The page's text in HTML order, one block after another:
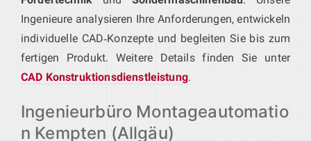
Ingenieure analysieren Ihre Anforderungen, entwickeln
individuelle CAD‑Konzepte und begleiten Sie bis zum
fertigen Produkt. Weitere Details finden Sie unter
CAD Konstruktionsdienstleistung.
Ingenieurbüro Montageautomatio
n Kempten (Allgäu)